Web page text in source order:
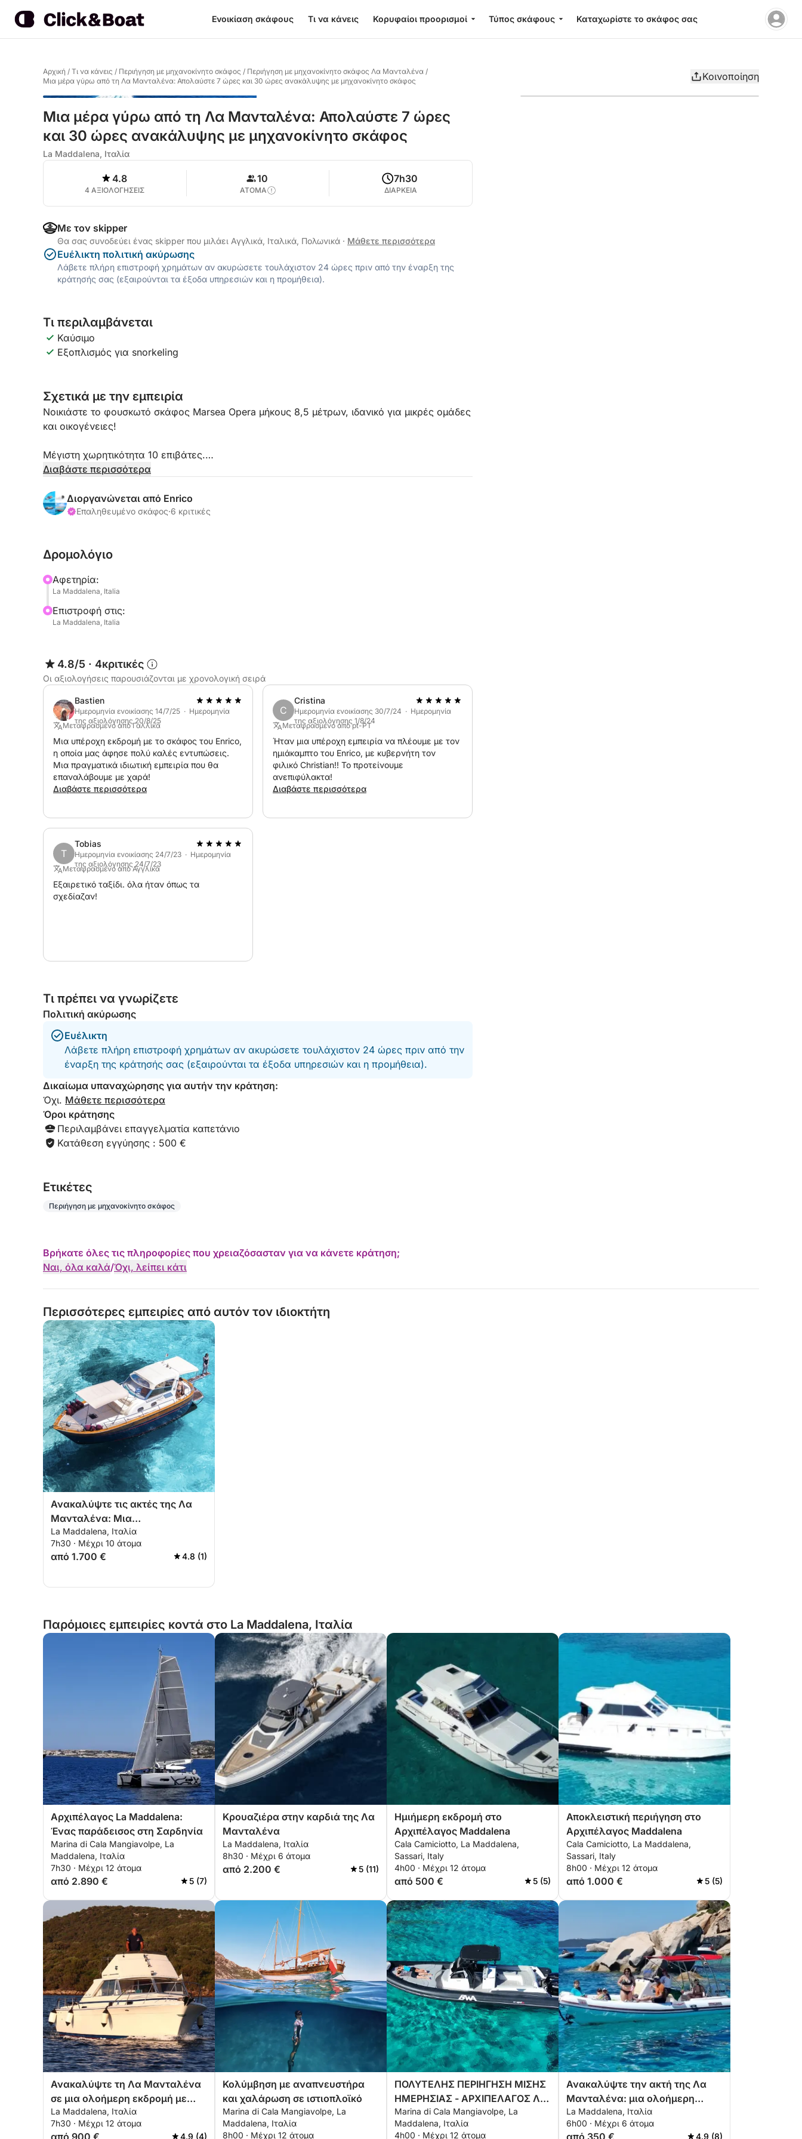
Ενοικίαση σκάφους Τι να κάνεις Κορυφαίοι προορισμοί Τύπος σκάφους Καταχωρίστε το σκάφος σας
Αρχική / Τι να κάνεις / Περιήγηση με μηχανοκίνητο σκάφος / Περιήγηση με μηχανοκίνητο σκάφος Λα Μανταλένα /
Μια μέρα γύρω από τη Λα Μανταλένα: Απολαύστε 7 ώρες και 30 ώρες ανακάλυψης με μηχανοκίνητο σκάφος
Κοινοποίηση
Μια μέρα γύρω από τη Λα Μανταλένα: Απολαύστε 7 ώρες
και 30 ώρες ανακάλυψης με μηχανοκίνητο σκάφος
La Maddalena, Ιταλία
4.8
4 ΑΞΙΟΛΟΓΗΣΕΙΣ
10
ΑΤΟΜΑ
7h30
ΔΙΑΡΚΕΙΑ
Με τον skipper
Θα σας συνοδεύει ένας skipper που μιλάει Αγγλικά, Ιταλικά, Πολωνικά · Μάθετε περισσότερα
Ευέλικτη πολιτική ακύρωσης
Λάβετε πλήρη επιστροφή χρημάτων αν ακυρώσετε τουλάχιστον 24 ώρες πριν από την έναρξη της
κράτησής σας (εξαιρούνται τα έξοδα υπηρεσιών και η προμήθεια).
Τι περιλαμβάνεται
Καύσιμο
Εξοπλισμός για snorkeling
Σχετικά με την εμπειρία
Νοικιάστε το φουσκωτό σκάφος Marsea Opera μήκους 8,5 μέτρων, ιδανικό για μικρές ομάδες
και οικογένειες!
Μέγιστη χωρητικότητα 10 επιβάτες.
Πρώτη στάση για κολύμπι στο νησί Spargi, περνώντας από την ροζ παραλία για
αναμνηστικές φωτογραφίες, στη συνέχεια στάση για κολύμπι στις Φυσικές Πισίνες του
ΑΝΑΧΩΡΗΣΗ:
Από La Maddalena, Palau ή Poltu Quatu.
Για αναχωρήσεις από Palau +€70
ΤΙ ΘΑ ΒΡΕΙΤΕ ΣΤΟ ΠΛΟΙΟ:
Άνετα μαξιλάρια (ανακαινισμένα φέτος, με πλώρη για ηλιοθεραπεία), τέντα, ντους,
στερεοφωνικό, πλατφόρμα κολύμβησης με σκάλα και ιγκλού διαθέσιμα κατόπιν αιτήματος.
ΧΑΡΑΚΤΗΡΙΣΤΙΚΑ:
Υπερσταθερό κύτος από fiberglass, κινητήρας Suzuki 250 HP.
Διαβάστε περισσότερα
Διοργανώνεται από Enrico
Επαληθευμένο σκάφος·6 κριτικές
Δρομολόγιο
Αφετηρία:
La Maddalena, Italia
Επιστροφή στις:
La Maddalena, Italia
4.8/5 · 4κριτικές
Οι αξιολογήσεις παρουσιάζονται με χρονολογική σειρά
Bastien
Ημερομηνία ενοικίασης 14/7/25 · Ημερομηνία
της αξιολόγησης 20/8/25
Μεταφρασμένο από Γαλλικά
Μια υπέροχη εκδρομή με το σκάφος του Enrico,
η οποία μας άφησε πολύ καλές εντυπώσεις.
Μια πραγματικά ιδιωτική εμπειρία που θα
επαναλάβουμε με χαρά!
Διαβάστε περισσότερα
C
Cristina
Ημερομηνία ενοικίασης 30/7/24 · Ημερομηνία
της αξιολόγησης 1/8/24
Μεταφρασμένο από pt-PT
Ήταν μια υπέροχη εμπειρία να πλέουμε με τον
ημιάκαμπτο του Enrico, με κυβερνήτη τον
φιλικό Christian!! Το προτείνουμε
ανεπιφύλακτα!
Διαβάστε περισσότερα
T
Tobias
Ημερομηνία ενοικίασης 24/7/23 · Ημερομηνία
της αξιολόγησης 24/7/23
Μεταφρασμένο από Αγγλικά
Εξαιρετικό ταξίδι. όλα ήταν όπως τα
σχεδίαζαν!
Τι πρέπει να γνωρίζετε
Πολιτική ακύρωσης
Ευέλικτη
Λάβετε πλήρη επιστροφή χρημάτων αν ακυρώσετε τουλάχιστον 24 ώρες πριν από την
έναρξη της κράτησής σας (εξαιρούνται τα έξοδα υπηρεσιών και η προμήθεια).
Δικαίωμα υπαναχώρησης για αυτήν την κράτηση:
Όχι. Μάθετε περισσότερα
Όροι κράτησης
Περιλαμβάνει επαγγελματία καπετάνιο
Κατάθεση εγγύησης : 500 €
Eτικέτες
Περιήγηση με μηχανοκίνητο σκάφος
Βρήκατε όλες τις πληροφορίες που χρειαζόσασταν για να κάνετε κράτηση;
Ναι, όλα καλά/Όχι, λείπει κάτι
Περισσότερες εμπειρίες από αυτόν τον ιδιοκτήτη
Ανακαλύψτε τις ακτές της Λα
Μανταλένα: Μια
ολοκληρωμένη ημερήσια
εκδρομή με μηχανοκίνητο
σκάφος
La Maddalena, Ιταλία
7h30 · Μέχρι 10 άτομα
από 1.700 € 4.8 (1)
Παρόμοιες εμπειρίες κοντά στο La Maddalena, Ιταλία
Αρχιπέλαγος La Maddalena:
Ένας παράδεισος στη Σαρδηνία
Marina di Cala Mangiavolpe, La
Maddalena, Ιταλία
7h30 · Μέχρι 12 άτομα
από 2.890 € 5 (7)
Κρουαζιέρα στην καρδιά της Λα
Μανταλένα
La Maddalena, Ιταλία
8h30 · Μέχρι 6 άτομα
από 2.200 € 5 (11)
Ημιήμερη εκδρομή στο
Αρχιπέλαγος Maddalena
Cala Camiciotto, La Maddalena,
Sassari, Italy
4h00 · Μέχρι 12 άτομα
από 500 € 5 (5)
Αποκλειστική περιήγηση στο
Αρχιπέλαγος Maddalena
Cala Camiciotto, La Maddalena,
Sassari, Italy
8h00 · Μέχρι 12 άτομα
από 1.000 € 5 (5)
Ανακαλύψτε τη Λα Μανταλένα
σε μια ολοήμερη εκδρομή με
μηχανοκίνητο σκάφος
La Maddalena, Ιταλία
7h30 · Μέχρι 12 άτομα
από 900 € 4.9 (4)
Κολύμβηση με αναπνευστήρα
και χαλάρωση σε ιστιοπλοϊκό
Marina di Cala Mangiavolpe, La
Maddalena, Ιταλία
8h00 · Μέχρι 12 άτομα
ΠΟΛΥΤΕΛΗΣ ΠΕΡΙΗΓΗΣΗ ΜΙΣΗΣ
ΗΜΕΡΗΣΙΑΣ - ΑΡΧΙΠΕΛΑΓΟΣ ΛΑ
ΜΑΝΤΑΛΕΝΑ
Marina di Cala Mangiavolpe, La
Maddalena, Ιταλία
4h00 · Μέχρι 12 άτομα
Ανακαλύψτε την ακτή της Λα
Μανταλένα: μια ολοήμερη
εκδρομή με βάρκα
La Maddalena, Ιταλία
6h00 · Μέχρι 6 άτομα
από 350 € 4.9 (8)